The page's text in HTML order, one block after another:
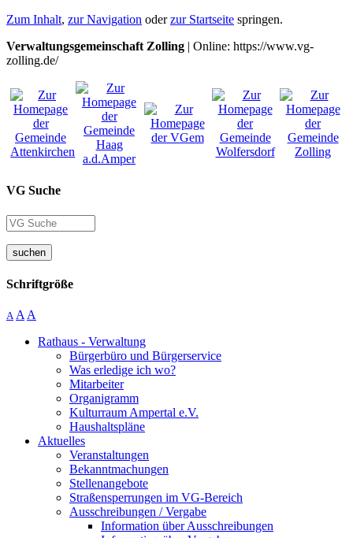
Zum Inhalt, zur Navigation oderzur Startseite springen.
Verwaltungsgemeinschaft Zolling | Online: https://www.vg-
zolling.de/
VG Suche
suchen
Schriftgröße
A A A
Rathaus - Verwaltung
Bürgerbüro und Bürgerservice
Was erledige ich wo?
Mitarbeiter
Organigramm
Kulturraum Ampertal e.V.
Haushaltspläne
Aktuelles
Veranstaltungen
Bekanntmachungen
Stellenangebote
Straßensperrungen im VG-Bereich
Ausschreibungen / Vergabe
Information über Ausschreibungen